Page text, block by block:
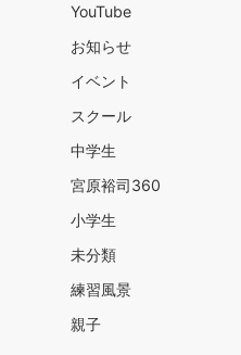
YouTube
お知らせ
イベント
スクール
中学生
宮原裕司360
小学生
未分類
練習風景
親子